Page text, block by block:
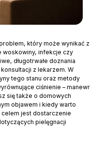
który może wynikać z
woskowiny, infekcje czy
długotrwałe doznania
z lekarzem. W
tego stanu oraz metody
ciśnienie – manewr
się także o domowych
objawem i kiedy warto
jest dostarczenie
pielęgnacji